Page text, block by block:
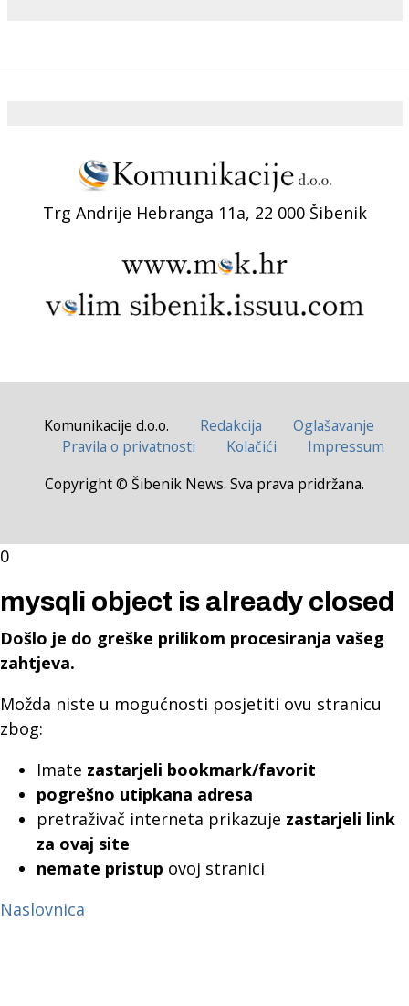
Trg Andrije Hebranga 11a, 22 000 Šibenik
Komunikacije d.o.o. Redakcija
Oglašavanje
Pravila o privatnosti
Kolačići
Impressum
Copyright © Šibenik News. Sva prava pridržana.
0
mysqli object is already closed
Došlo je do greške prilikom procesiranja vašeg
zahtjeva.
Možda niste u mogućnosti posjetiti ovu stranicu
zbog:
Imate zastarjeli bookmark/favorit
pogrešno utipkana adresa
pretraživač interneta prikazuje zastarjeli link
za ovaj site
nemate pristup ovoj stranici
Naslovnica